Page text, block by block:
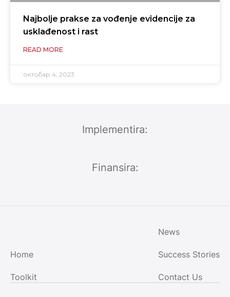
Najbolje prakse za vođenje evidencije za
usklađenost i rast
READ MORE
октобар 4, 2023
Implementira:
Finansira:
Home
Toolkit
News
Success Stories
Contact Us